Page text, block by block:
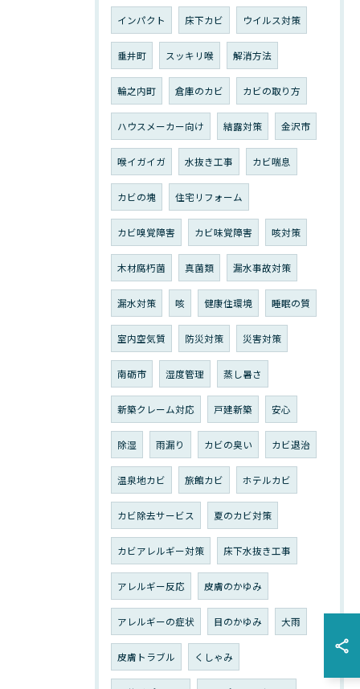
インパクト 床下カビ ウイルス対策
垂井町 スッキリ喉 解消方法
輪之内町 倉庫のカビ カビの取り方
ハウスメーカー向け 結露対策 金沢市
喉イガイガ 水抜き工事 カビ喘息
カビの塊 住宅リフォーム
カビ嗅覚障害 カビ味覚障害 咳対策
木材腐朽菌 真菌類 漏水事故対策
漏水対策 咳 健康住環境 睡眠の質
室内空気質 防災対策 災害対策
南砺市 湿度管理 蒸し暑さ
新築クレーム対応 戸建新築 安心
除湿 雨漏り カビの臭い カビ退治
温泉地カビ 旅館カビ ホテルカビ
カビ除去サービス 夏のカビ対策
カビアレルギー対策 床下水抜き工事
アレルギー反応 皮膚のかゆみ
アレルギーの症状 目のかゆみ 大雨
皮膚トラブル くしゃみ